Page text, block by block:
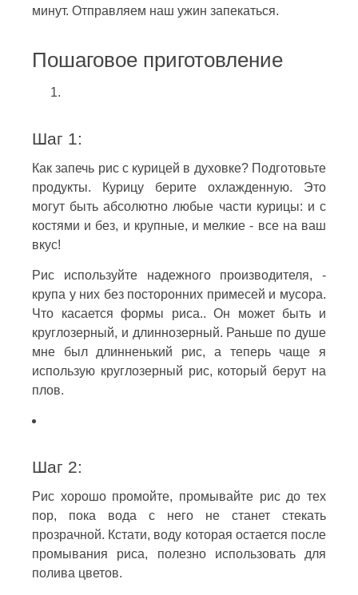
минут. Отправляем наш ужин запекаться.
Пошаговое приготовление
Шаг 1:
Как запечь рис с курицей в духовке? Подготовьте
продукты. Курицу берите охлажденную. Это
могут быть абсолютно любые части курицы: и с
костями и без, и крупные, и мелкие - все на ваш
вкус!
Рис используйте надежного производителя, -
крупа у них без посторонних примесей и мусора.
Что касается формы риса.. Он может быть и
круглозерный, и длиннозерный. Раньше по душе
мне был длинненький рис, а теперь чаще я
использую круглозерный рис, который берут на
плов.
Шаг 2:
Рис хорошо промойте, промывайте рис до тех
пор, пока вода с него не станет стекать
прозрачной. Кстати, воду которая остается после
промывания риса, полезно использовать для
полива цветов.